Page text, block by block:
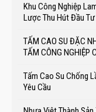
Khu Công Nghiệp
Lược Thu Hút Đầu Tư
TẤM CAO SU ĐẶC
TẤM CÔNG NGHIỆP
Tấm Cao Su Chống
Yêu Cầu